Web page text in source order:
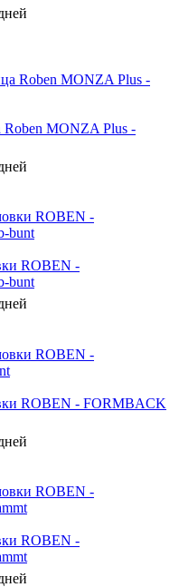
Roben MONZA Plus -
ROBEN -
bunt
ROBEN - FORMBACK
ROBEN -